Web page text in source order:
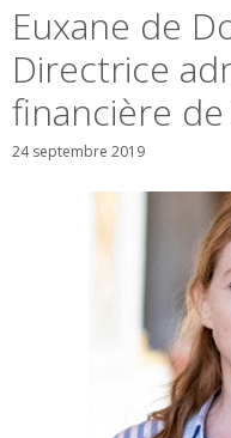
Euxane de
Directrice
financière de
24 septembre 2019